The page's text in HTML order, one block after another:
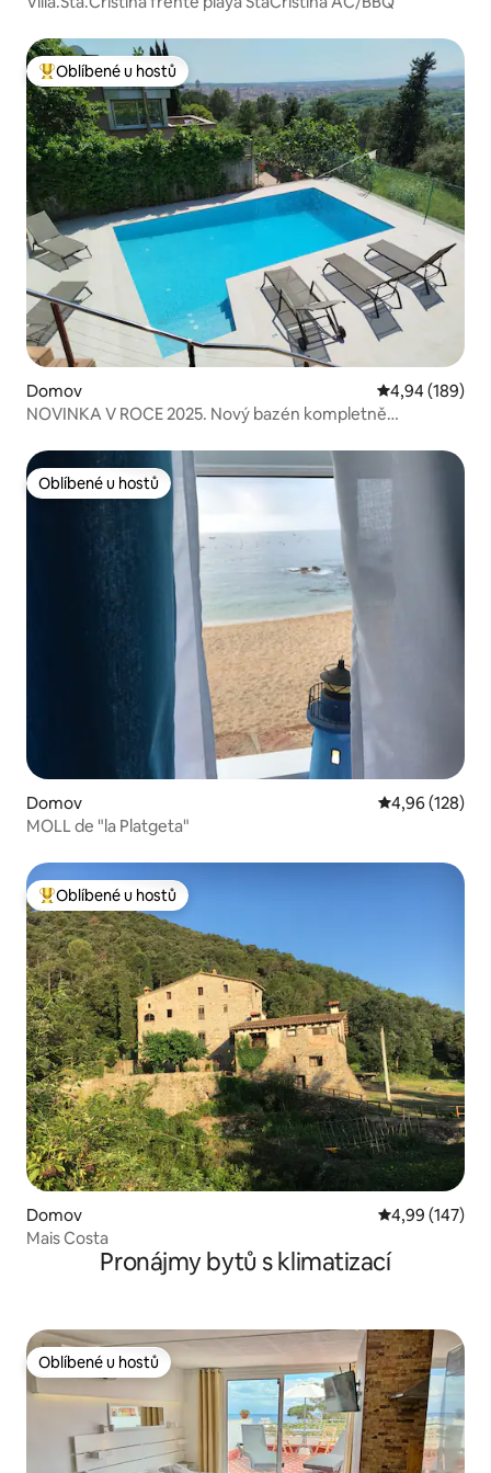
Nejlepší v kategorii Oblíbené u hostů
Oblíbené u hostů
Domov Průměrné
4,94 (189)
NOVINKA V ROCE 2025. Nový bazén kompletně
Oblíbené u hostů
Oblíbené u hostů
Domov Průměrné
4,96 (128)
MOLL de "la Platgeta"
Nejlepší v kategorii Oblíbené u hostů
Oblíbené u hostů
Domov Průměrné
4,99 (147)
Mais Costa
Pronájmy bytů s klimatizací
Oblíbené u hostů
Oblíbené u hostů